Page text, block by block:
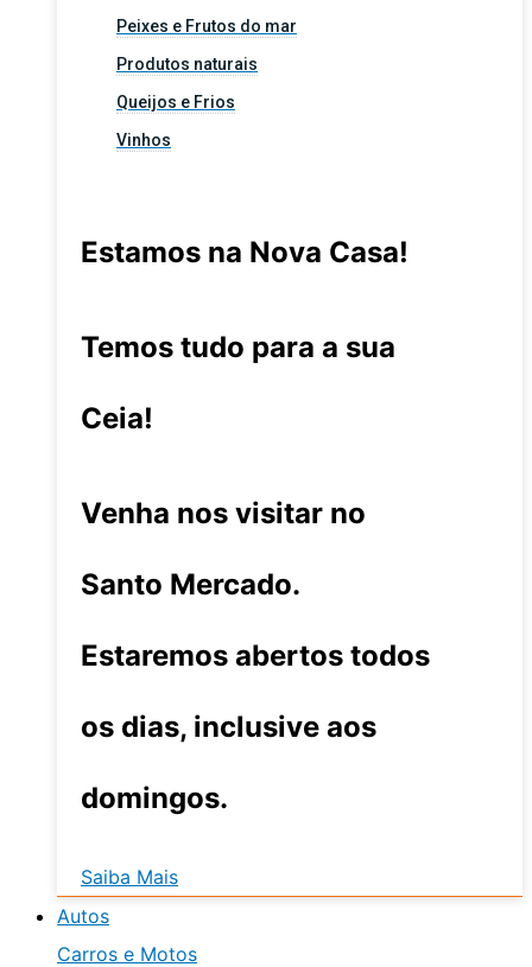
Peixes e Frutos do mar
Produtos naturais
Queijos e Frios
Vinhos
Estamos na Nova Casa!
Temos tudo para a sua
Ceia!
Venha nos visitar no
Santo Mercado.
Estaremos abertos todos
os dias, inclusive aos
domingos.
Saiba Mais
Autos
Carros e Motos